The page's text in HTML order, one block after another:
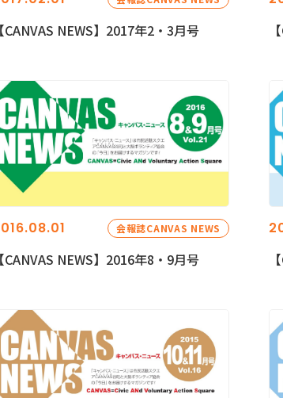
【CANVAS NEWS】2017年2・3月号
会報誌CANVAS NEWS
【CANVAS NEWS】2016年8・9月号